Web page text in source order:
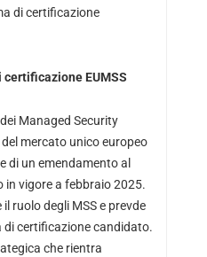
di certificazione
EUMSS
Managed Security
del mercato unico europeo
di un emendamento al
in vigore a febbraio 2025.
ruolo degli MSS e prevde
di certificazione candidato.
che rientra